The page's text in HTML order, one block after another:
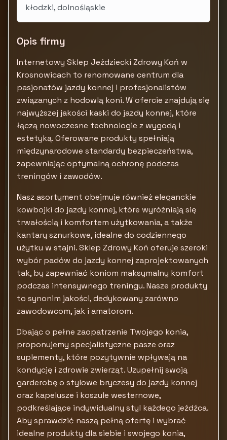
kłodzki, dolnośląskie
Opis firmy
Internetowy Sklep Jeździecki Zdrowy Koń w
Krosnowicach to renomowane centrum dla
pasjonatów jazdy konnej i profesjonalistów
związanych z hodowlą koni. W ofercie znajdują się
najwyższej jakości kaski do jazdy konnej, które
łączą nowoczesne technologie z wygodą i
estetyką. Oferowane produkty spełniają
międzynarodowe standardy bezpieczeństwa,
zapewniając optymalną ochronę podczas
treningów i zawodów.
Nasz asortyment obejmuje również eleganckie
kowbojki do jazdy konnej, które wyróżniają się
trwałością i komfortem użytkowania, a także
kantary sznurkowe, idealne do codziennego
użytku w stajni. Sklep Zdrowy Koń oferuje szeroki
wybór padów do jazdy konnej zaprojektowanych
tak, by zapewniać koniom maksymalny komfort
podczas intensywnego treningu. Nasze produkty
to synonim jakości, dedykowany zarówno
zawodowcom, jak i amatorom.
Dbając o pełne zaopatrzenie Twojego konia,
proponujemy specjalistyczne pasze oraz
suplementy, które pozytywnie wpływają na
kondycję i zdrowie zwierząt. Uzupełnij swoją
garderobę o stylowe bryczesy do jazdy konnej
oraz kapelusze i koszule westernowe,
podkreślające indywidualny styl każdego jeźdźca.
Aby sprawdzić naszą pełną ofertę i wybrać
idealne produkty dla siebie i swojego konia,